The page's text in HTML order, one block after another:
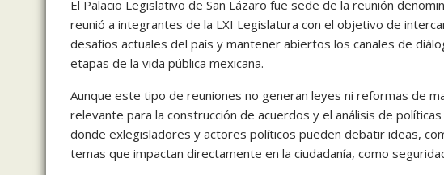
El Palacio Legislativo de San Lázaro fue sede de la reunión
reunió a integrantes de la LXI Legislatura con el objetivo de
desafíos actuales del país y mantener abiertos los canales de
etapas de la vida pública mexicana.
Aunque este tipo de reuniones no generan leyes ni reformas de
relevante para la construcción de acuerdos y el análisis de
donde exlegisladores y actores políticos pueden debatir ideas,
temas que impactan directamente en la ciudadanía, como